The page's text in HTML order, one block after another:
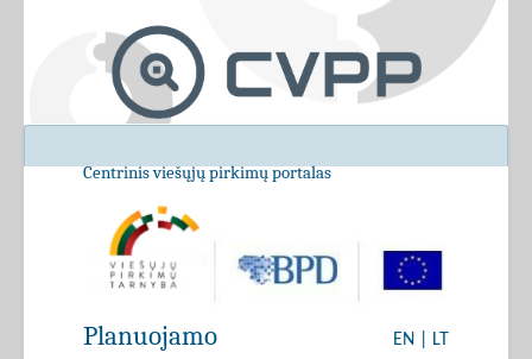
Centrinis viešųjų pirkimų portalas
EN LT
Planuojamo